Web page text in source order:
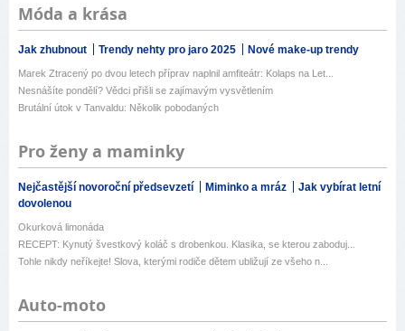
Móda a krása
Jak zhubnout Trendy nehty pro jaro 2025 Nové make-up trendy
Marek Ztracený po dvou letech příprav naplnil amfiteátr: Kolaps na Let...
Nesnášíte pondělí? Vědci přišli se zajímavým vysvětlením
Brutální útok v Tanvaldu: Několik pobodaných
Pro ženy a maminky
Nejčastější novoroční předsevzetí Miminko a mráz
Jak vybírat letní
dovolenou
Okurková limonáda
RECEPT: Kynutý švestkový koláč s drobenkou. Klasika, se kterou zaboduj...
Tohle nikdy neříkejte! Slova, kterými rodiče dětem ubližují ze všeho n...
Auto-moto